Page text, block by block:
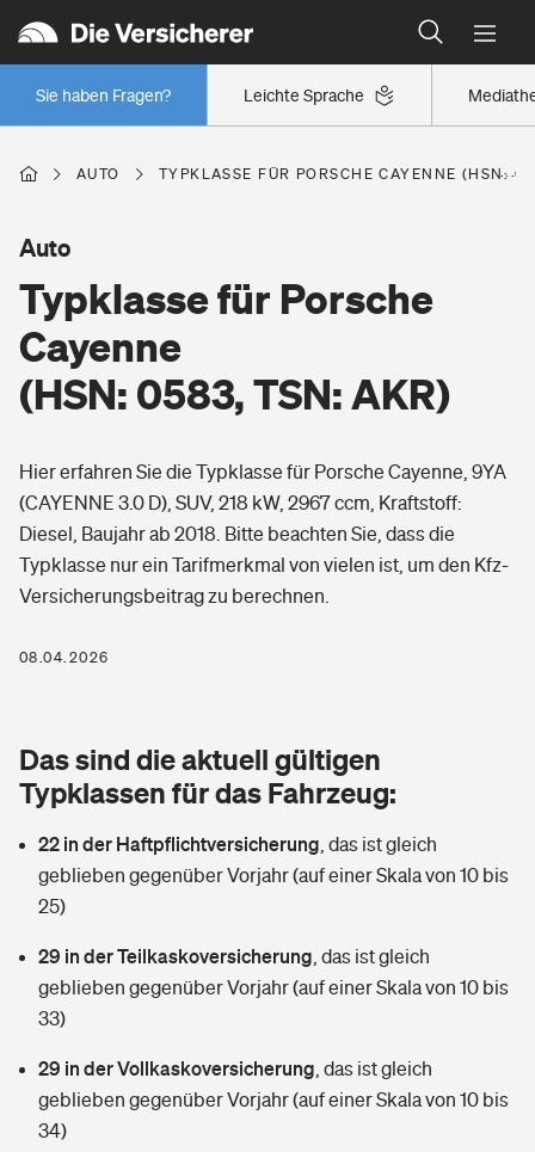
Leichte Sprache
Sie haben Fragen?
Wer versichert was: Jetzt Versicherer finden
Regionalklassen: So ist Ihre Region eingestuft
Wer versichert was: Jetzt Versicherer finden
Berufsunfähigkeitsversicherung
Erwerbsunfähigkeitsversicherung
Arbeitsrechtsschutz
Berufshaftpflichtversicherung
Rentenrechner: Wie viel Geld bekomme ich im Alter?
Wer versichert was: Jetzt Versicherer finden
Sie haben Fragen?
Wohnen
Wohngebäudeversicherung
Hausratversicherung
Elementarversicherung
Photovoltaik
Wärmepumpen versichern
Vermieterrrechtsschutz
Mietkautionsversicherung
Restkreditversicherung
Zur Übersicht
Hochwasser-Check: Wie gefährdet ist Ihr Haus?
Pri­vate Haft­pflicht­
Rechts­schutz­ver­si­che­rung
Kinderunfall­ver­si­che­rung
Reiseversicherung
Handyversicherung
Private Cyberversicherung
Gesundheit
Private Krankenversicherung
Tierkrankenversicherung
Zur Übersicht
Wer versichert was: Jetzt Versicherer finden
Sie haben Fragen?
Rentenrechner: Wie viel Geld bekomme ich im Alter?
AUTO TYPKLASSE FÜR PORSCHE CAYENNE (HSN:
Typklasse für Porsche
Cayenne
(HSN: 0583, TSN: AKR)
Auto
Hier erfahren Sie die Typklasse für Porsche Cayenne, 9YA
(CAYENNE 3.0 D), SUV, 218 kW, 2967 ccm, Kraftstoff:
Diesel, Baujahr ab 2018. Bitte beachten Sie, dass die
Typklasse nur ein Tarifmerkmal von vielen ist, um den Kfz-
Versicherungsbeitrag zu berechnen.
08.04.2026
Das sind die aktuell gültigen
Typklassen für das Fahrzeug:
22 in der Haftpflichtversicherung das ist gleich
geblieben gegenüber Vorjahr (auf einer Skala von 10 bis
25)
29 in der Teilkaskoversicherung das ist gleich
geblieben gegenüber Vorjahr (auf einer Skala von 10 bis
33)
29 in der Vollkaskoversicherung das ist gleich
geblieben gegenüber Vorjahr (auf einer Skala von 10 bis
34)